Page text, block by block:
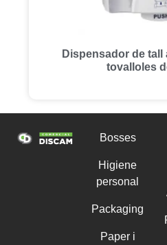
Dispensador de tall
tovalloles
Bosses
Higiene
personal
Packaging
Paper i